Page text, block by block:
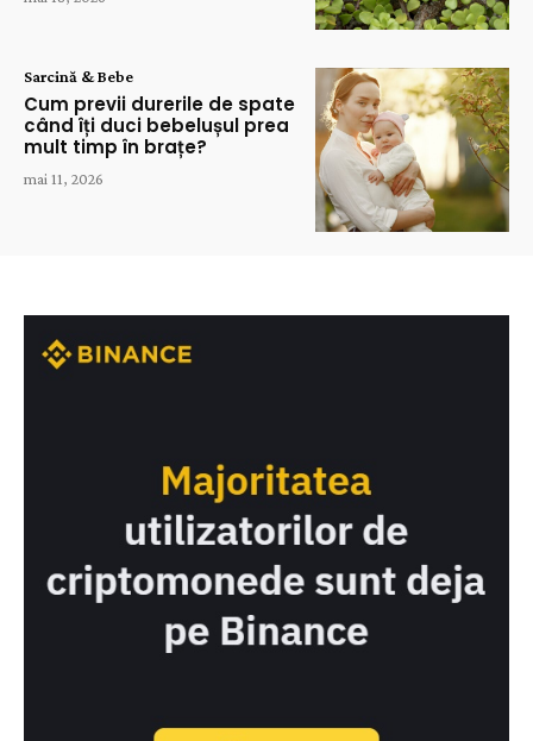
Sarcină & Bebe
Cum previi durerile de spate
când îți duci bebelușul prea
mult timp în brațe?
mai 11, 2026